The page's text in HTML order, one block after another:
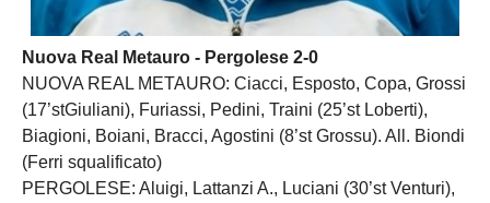
Nuova Real Metauro - Pergolese 2-0
NUOVA REAL METAURO: Ciacci, Esposto, Copa, Grossi
(17’stGiuliani), Furiassi, Pedini, Traini (25’st Loberti),
Biagioni, Boiani, Bracci, Agostini (8’st Grossu). All. Biondi
(Ferri squalificato)
PERGOLESE: Aluigi, Lattanzi A., Luciani (30’st Venturi),